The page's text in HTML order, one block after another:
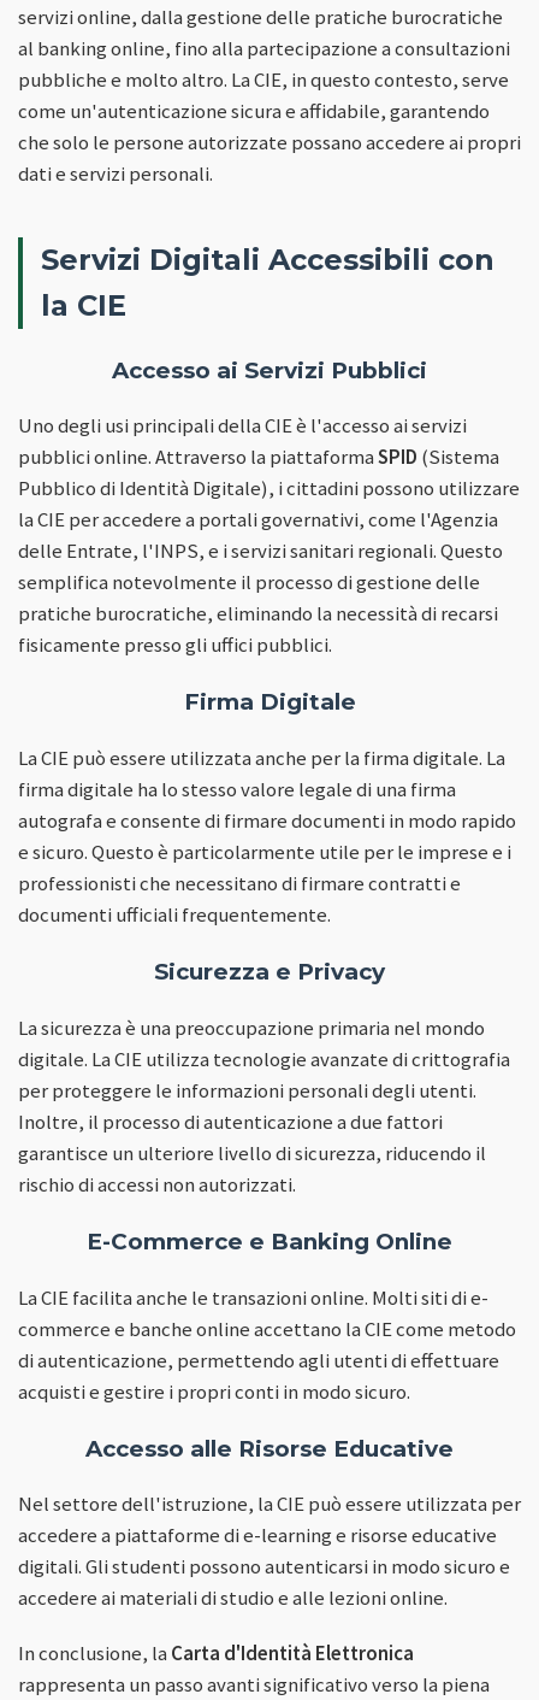
servizi online, dalla gestione delle pratiche burocratiche
al banking online, fino alla partecipazione a consultazioni
pubbliche e molto altro. La CIE, in questo contesto, serve
come un'autenticazione sicura e affidabile, garantendo
che solo le persone autorizzate possano accedere ai propri
dati e servizi personali.
Servizi Digitali Accessibili con
la CIE
Accesso ai Servizi Pubblici
Uno degli usi principali della CIE è l'accesso ai servizi
pubblici online. Attraverso la piattaformaSPID (Sistema
Pubblico di Identità Digitale), i cittadini possono utilizzare
la CIE per accedere a portali governativi, come l'Agenzia
delle Entrate, l'INPS, e i servizi sanitari regionali. Questo
semplifica notevolmente il processo di gestione delle
pratiche burocratiche, eliminando la necessità di recarsi
fisicamente presso gli uffici pubblici.
Firma Digitale
La CIE può essere utilizzata anche per la firma digitale. La
firma digitale ha lo stesso valore legale di una firma
autografa e consente di firmare documenti in modo rapido
e sicuro. Questo è particolarmente utile per le imprese e i
professionisti che necessitano di firmare contratti e
documenti ufficiali frequentemente.
Sicurezza e Privacy
La sicurezza è una preoccupazione primaria nel mondo
digitale. La CIE utilizza tecnologie avanzate di crittografia
per proteggere le informazioni personali degli utenti.
Inoltre, il processo di autenticazione a due fattori
garantisce un ulteriore livello di sicurezza, riducendo il
rischio di accessi non autorizzati.
E-Commerce e Banking Online
La CIE facilita anche le transazioni online. Molti siti di e-
commerce e banche online accettano la CIE come metodo
di autenticazione, permettendo agli utenti di effettuare
acquisti e gestire i propri conti in modo sicuro.
Accesso alle Risorse Educative
Nel settore dell'istruzione, la CIE può essere utilizzata per
accedere a piattaforme di e-learning e risorse educative
digitali. Gli studenti possono autenticarsi in modo sicuro e
accedere ai materiali di studio e alle lezioni online.
In conclusione, la Carta d'Identità Elettronica
rappresenta un passo avanti significativo verso la piena